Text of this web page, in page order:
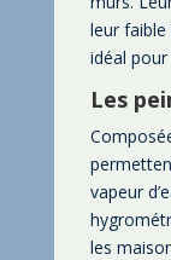
leur
idéal
Les
vapeur
les